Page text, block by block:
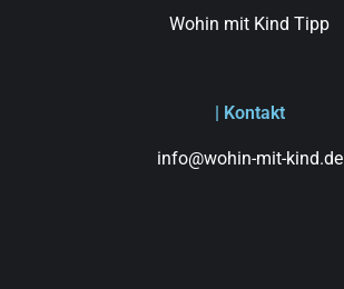
Wohin mit Kind Tipp
| Kontakt
info@wohin-mit-kind.de